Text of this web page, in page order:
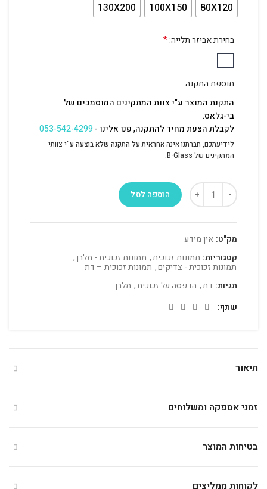
80X120
100X150
130X200
בחירת אביזר תלייה:*
תוספת התקנה
התקנת המוצר ע"י צוות המתקינים המוסמכים של
בי-גלאס.
לקבלת הצעת מחיר להתקנה, פנו אלינו -053-542-4299
לידיעתכם, חברתנו אינה אחראית על התקנה שלא בוצעה ע"י צוותי
המתקינים של B-Glass.
הוספה לסל
מק"ט: אין מידע
קטגוריות: תמונות זכוכית, תמונות זכוכית - מלבן,
תמונות זכוכית - צדיקים, תמונות זכוכית – דת
תגיות: דת, הדפסה על זכוכית, מלבן
שתף
תיאור
זמני אספקה ומשלוחים
בטיחות המוצר
לקוחות ממליצים